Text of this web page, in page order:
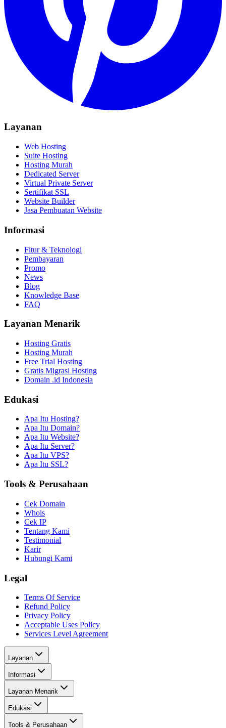
Layanan
Web Hosting
Suite Hosting
Hosting Murah
Dedicated Server
Virtual Private Server
Sertifikat SSL
Website Builder
Jasa Pembuatan Website
Informasi
Fitur & Teknologi
Pembayaran
Promo
News
Blog
Knowledge Base
FAQ
Layanan Menarik
Hosting Gratis
Hosting Murah
Free Trial Hosting
Gratis Migrasi Hosting
Domain .id Indonesia
Edukasi
Apa Itu Hosting?
Apa Itu Domain?
Apa Itu Website?
Apa Itu Server?
Apa Itu VPS?
Apa Itu SSL?
Tools & Perusahaan
Cek Domain
Whois
Cek IP
Tentang Kami
Testimonial
Karir
Hubungi Kami
Legal
Terms Of Service
Refund Policy
Privacy Policy
Acceptable Uses Policy
Services Level Agreement
Layanan
Informasi
Layanan Menarik
Edukasi
Tools & Perusahaan